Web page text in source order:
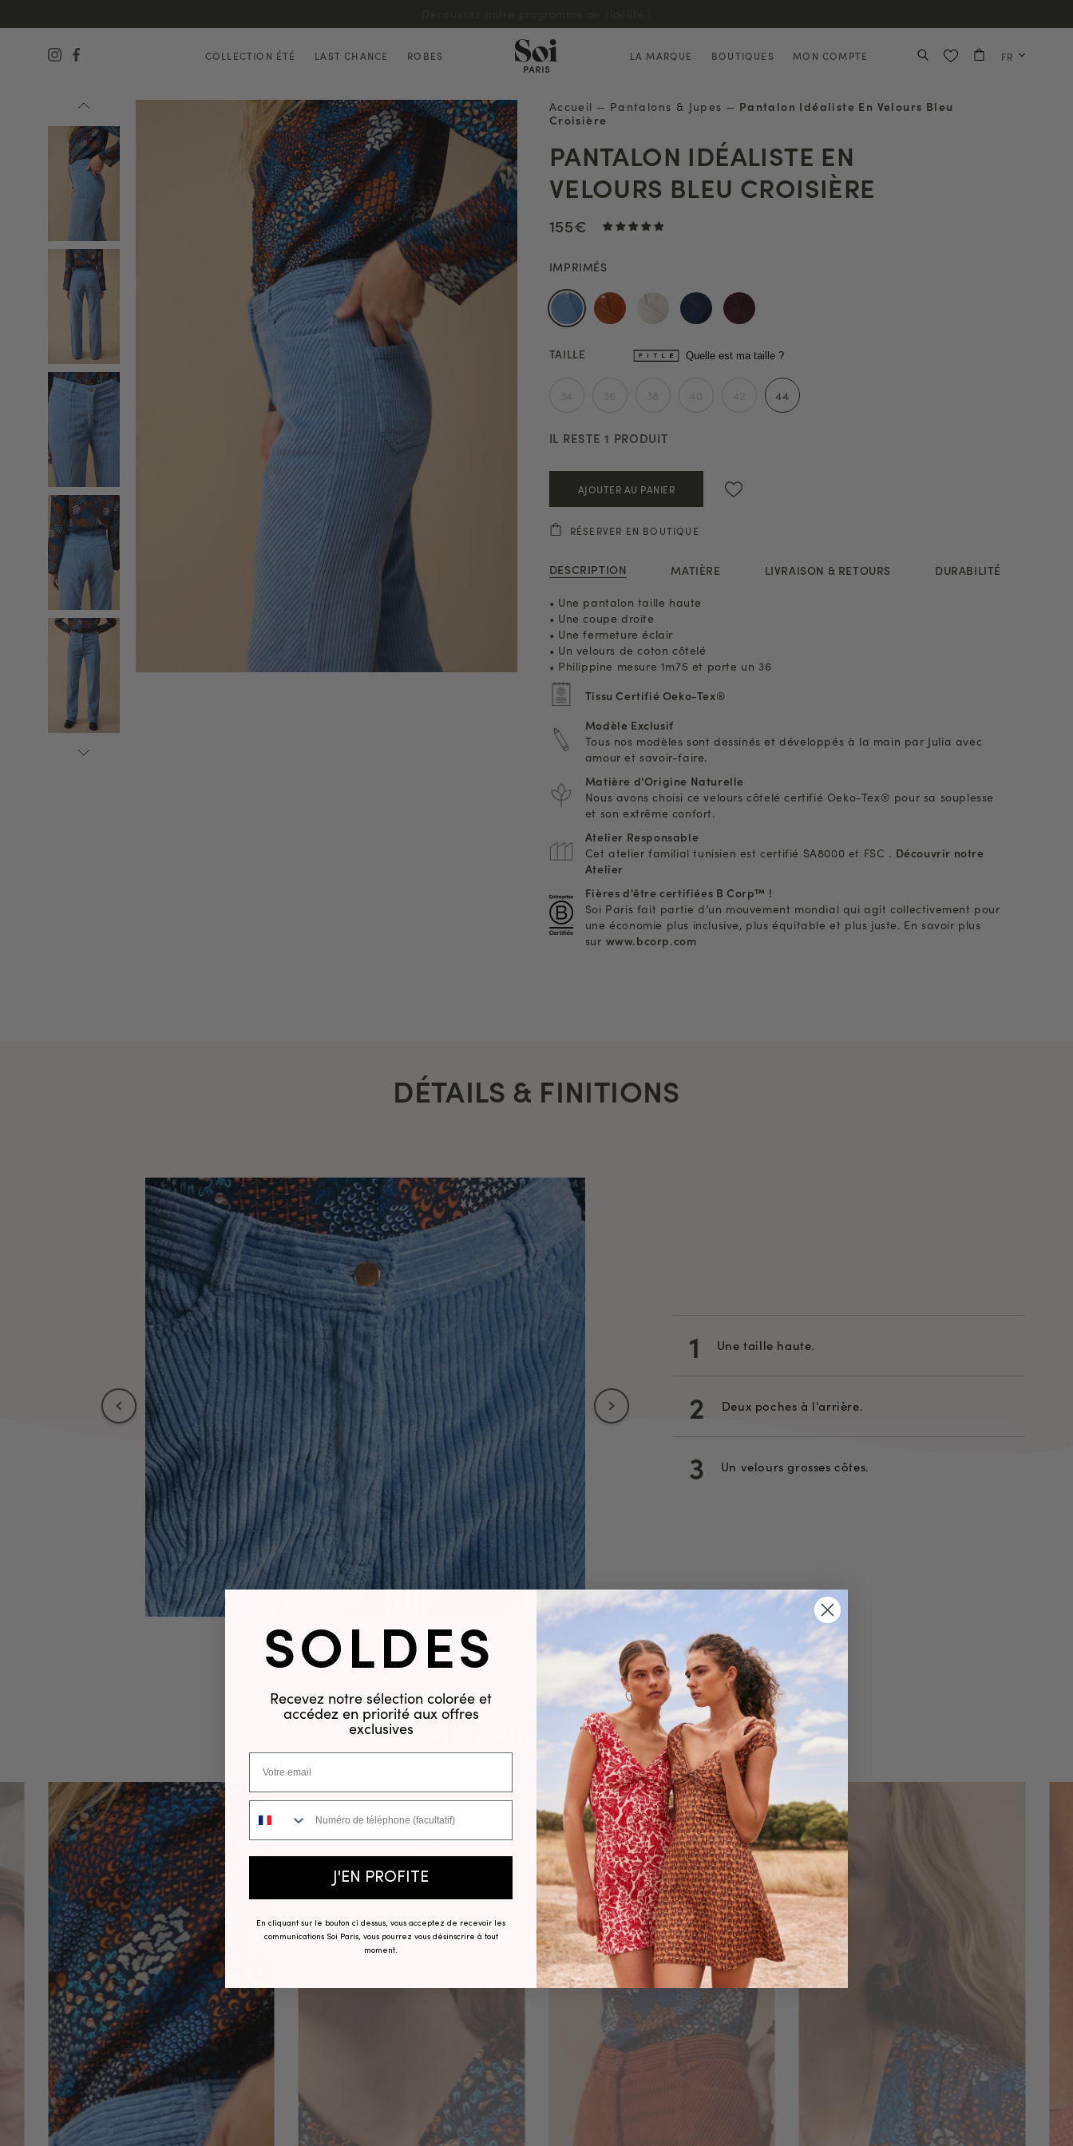
COLLECTION ÉTÉ LAST CHANCE ROBES LA MARQUE BOUTIQUES MON COMPTE FR
Accueil — Pantalons & Jupes — Pantalon Idéaliste En Velours Bleu
Croisière
PANTALON IDÉALISTE EN
VELOURS BLEU CROISIÈRE
155€
IMPRIMÉS
TAILLE Quelle est ma taille ?
44
IL RESTE1 PRODUIT
AJOUTER AU PANIER
RÉSERVER EN BOUTIQUE
DESCRIPTION MATIÈRE LIVRAISON & RETOURS DURABILITÉ
• Une pantalon taille haute
• Une coupe droite
• Une fermeture éclair
• Un velours de coton côtelé
• Philippine mesure 1m75 et porte un 36
Tissu Certifié Oeko-Tex®
Modèle Exclusif
Tous nos modèles sont dessinés et développés à la main par Julia avec
amour et savoir-faire.
Matière d'Origine Naturelle
Nous avons choisi ce velours côtelé certifié Oeko-Tex® pour sa souplesse
et son extrême confort.
Atelier Responsable
Cet atelier familial tunisien est certifié SA8000 et FSC . Découvrir notre
Atelier
Fières d'être certifiées B Corp™ !
Soi Paris fait partie d’un mouvement mondial qui agit collectivement pour
une économie plus inclusive, plus équitable et plus juste. En savoir plus
sur www.bcorp.com
DÉTAILS & FINITIONS
1 Une taille haute.
2 Deux poches à l'arrière.
3 Un velours grosses côtes.
UN CONSEIL
SE PORTE AVEC
SOLDES
Recevez notre sélection colorée et
accédez en priorité aux offres
exclusives
Numéro de téléphone
J'EN PROFITE
En cliquant sur le bouton ci dessus, vous acceptez de recevoir les
communications Soi Paris, vous pourrez vous désinscrire à tout
moment.